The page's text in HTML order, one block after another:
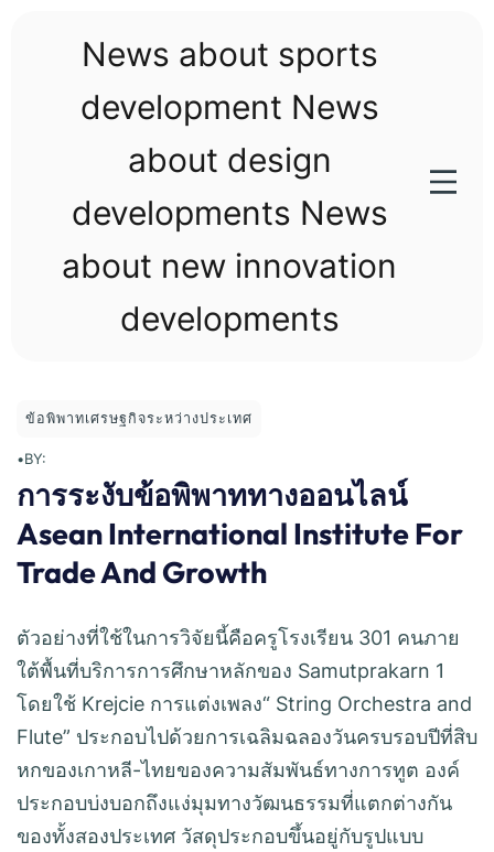
News about sports
development News
about design
developments News
about new innovation
developments
ข้อพิพาทเศรษฐกิจระหว่างประเทศ
•BY:
การระงับข้อพิพาททางออนไลน์
Asean International Institute For
Trade And Growth
ตัวอย่างที่ใช้ในการวิจัยนี้คือครูโรงเรียน 301 คนภาย
ใต้พื้นที่บริการการศึกษาหลักของ Samutprakarn 1
โดยใช้ Krejcie การแต่งเพลง“ String Orchestra and
Flute” ประกอบไปด้วยการเฉลิมฉลองวันครบรอบปีที่สิบ
หกของเกาหลี-ไทยของความสัมพันธ์ทางการทูต องค์
ประกอบบ่งบอกถึงแง่มุมทางวัฒนธรรมที่แตกต่างกัน
ของทั้งสองประเทศ วัสดุประกอบขึ้นอยู่กับรูปแบบ